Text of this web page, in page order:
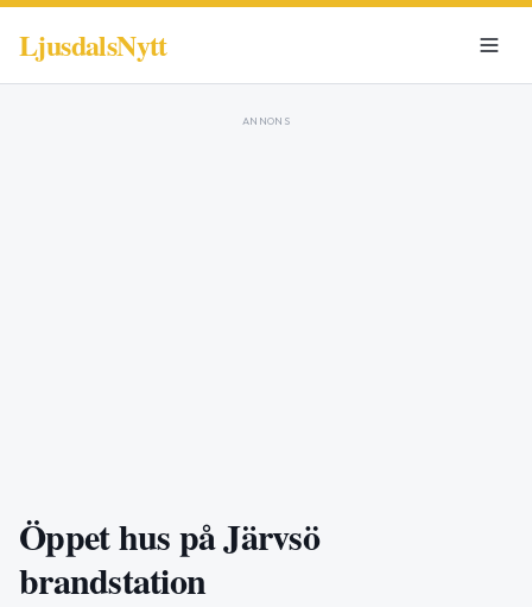
LjusdalsNytt
ANNONS
Öppet hus på Järvsö
brandstation